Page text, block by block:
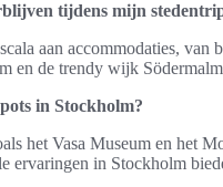
tijdens mijn
aan accommodaties,
en de trendy wijk
in Stockholm?
het Vasa Museum en het
ervaringen in Stockholm